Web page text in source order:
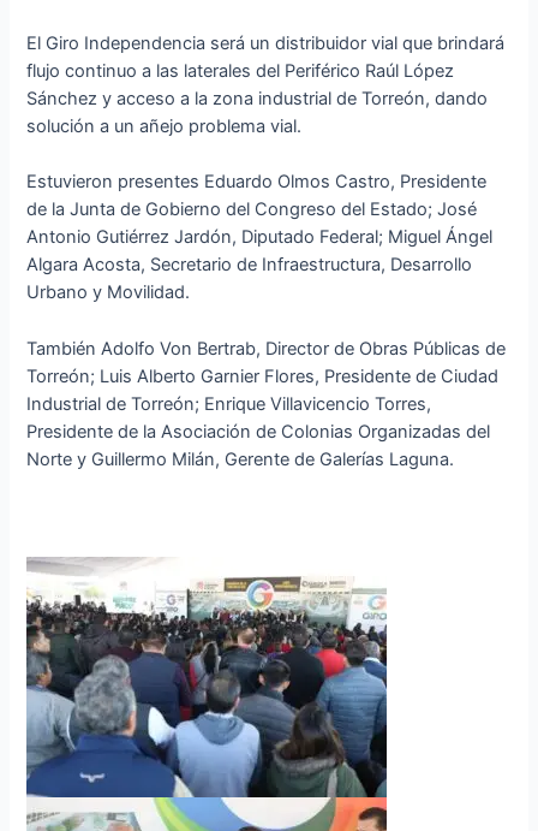
El Giro Independencia será un distribuidor vial que brindará
flujo continuo a las laterales del Periférico Raúl López
Sánchez y acceso a la zona industrial de Torreón, dando
solución a un añejo problema vial.
Estuvieron presentes Eduardo Olmos Castro, Presidente
de la Junta de Gobierno del Congreso del Estado; José
Antonio Gutiérrez Jardón, Diputado Federal; Miguel Ángel
Algara Acosta, Secretario de Infraestructura, Desarrollo
Urbano y Movilidad.
También Adolfo Von Bertrab, Director de Obras Públicas de
Torreón; Luis Alberto Garnier Flores, Presidente de Ciudad
Industrial de Torreón; Enrique Villavicencio Torres,
Presidente de la Asociación de Colonias Organizadas del
Norte y Guillermo Milán, Gerente de Galerías Laguna.